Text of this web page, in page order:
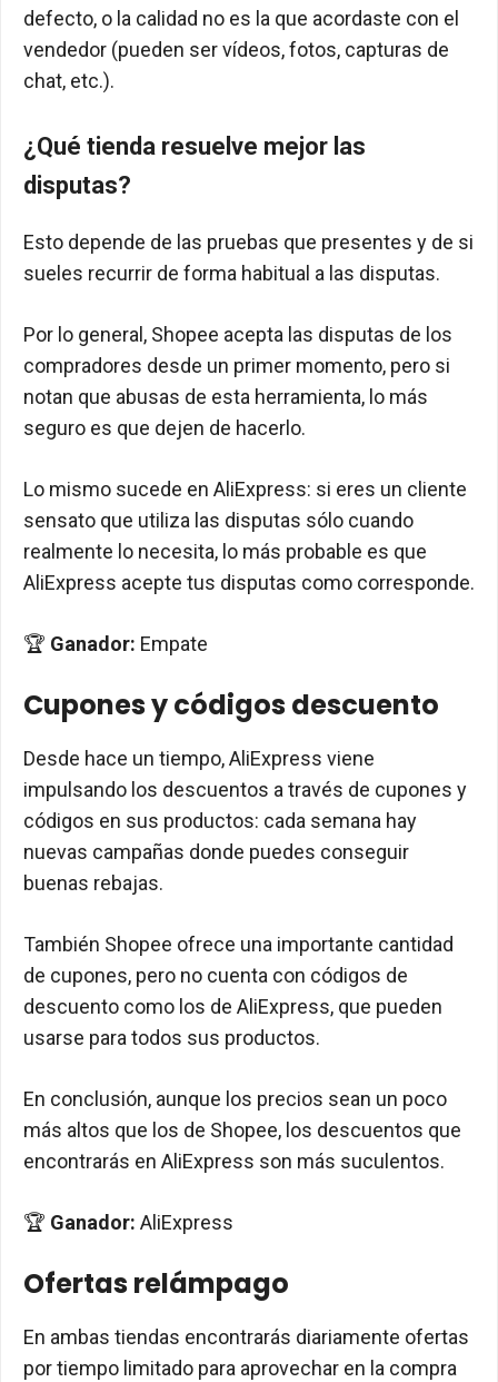
defecto, o la calidad no es la que acordaste con el
vendedor (pueden ser vídeos, fotos, capturas de
chat, etc.).
¿Qué tienda resuelve mejor las
disputas?
Esto depende de las pruebas que presentes y de si
sueles recurrir de forma habitual a las disputas.
Por lo general, Shopee acepta las disputas de los
compradores desde un primer momento, pero si
notan que abusas de esta herramienta, lo más
seguro es que dejen de hacerlo.
Lo mismo sucede en AliExpress: si eres un cliente
sensato que utiliza las disputas sólo cuando
realmente lo necesita, lo más probable es que
AliExpress acepte tus disputas como corresponde.
🏆 Ganador: Empate
Cupones y códigos descuento
Desde hace un tiempo, AliExpress viene
impulsando los descuentos a través de cupones y
códigos en sus productos: cada semana hay
nuevas campañas donde puedes conseguir
buenas rebajas.
También Shopee ofrece una importante cantidad
de cupones, pero no cuenta con códigos de
descuento como los de AliExpress, que pueden
usarse para todos sus productos.
En conclusión, aunque los precios sean un poco
más altos que los de Shopee, los descuentos que
encontrarás en AliExpress son más suculentos.
🏆 Ganador: AliExpress
Ofertas relámpago
En ambas tiendas encontrarás diariamente ofertas
por tiempo limitado para aprovechar en la compra